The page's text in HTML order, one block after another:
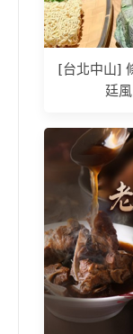
[台北中山]
廷